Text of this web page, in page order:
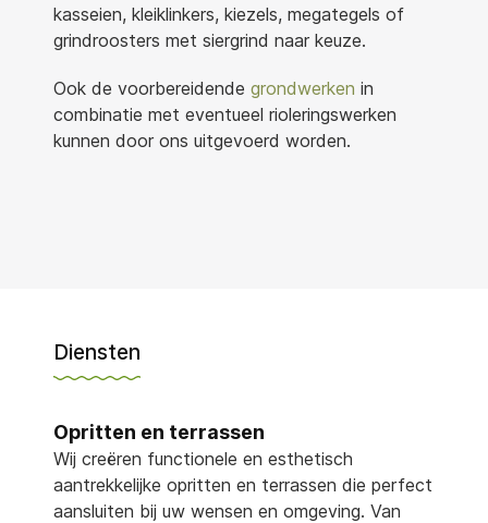
kasseien, kleiklinkers, kiezels, megategels of
grindroosters met siergrind naar keuze.
Ook de voorbereidende grondwerken in
combinatie met eventueel rioleringswerken
kunnen door ons uitgevoerd worden.
Diensten
Opritten en terrassen
Wij creëren functionele en esthetisch
aantrekkelijke opritten en terrassen die perfect
aansluiten bij uw wensen en omgeving. Van